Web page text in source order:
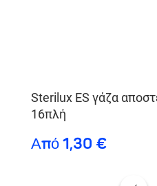
Sterilux ES γάζα
16πλή
Από 1,30 €